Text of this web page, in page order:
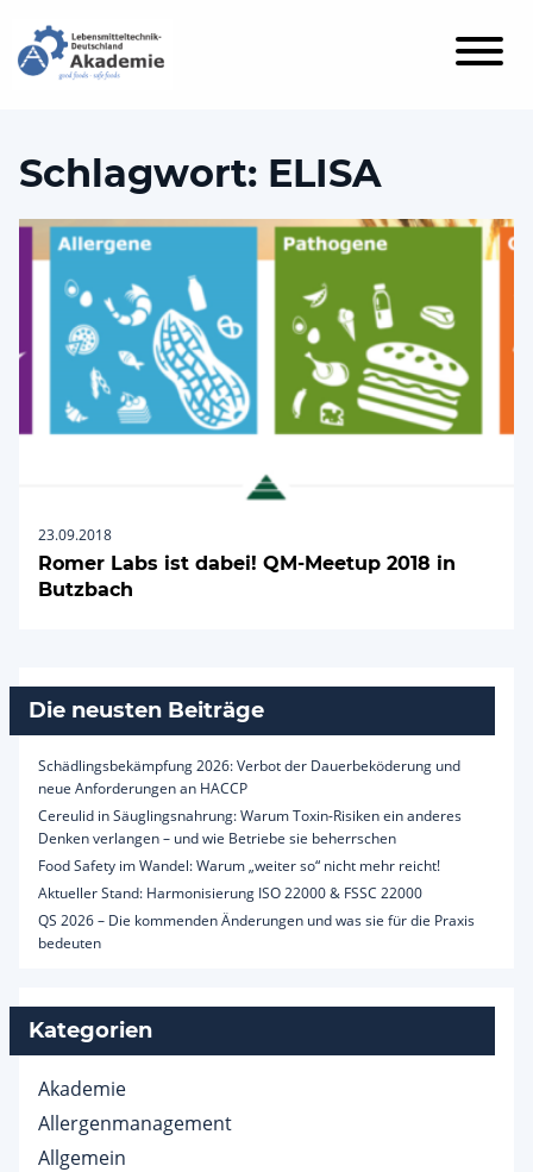
Schlagwort: ELISA
23.09.2018
Romer Labs ist dabei! QM-Meetup 2018 in
Butzbach
Die neusten Beiträge
Schädlingsbekämpfung 2026: Verbot der Dauerbeköderung und
neue Anforderungen an HACCP
Cereulid in Säuglingsnahrung: Warum Toxin-Risiken ein anderes
Denken verlangen – und wie Betriebe sie beherrschen
Food Safety im Wandel: Warum „weiter so“ nicht mehr reicht!
Aktueller Stand: Harmonisierung ISO 22000 & FSSC 22000
QS 2026 – Die kommenden Änderungen und was sie für die Praxis
bedeuten
Kategorien
Akademie
Allergenmanagement
Allgemein